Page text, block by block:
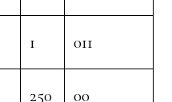
1 011
250 00